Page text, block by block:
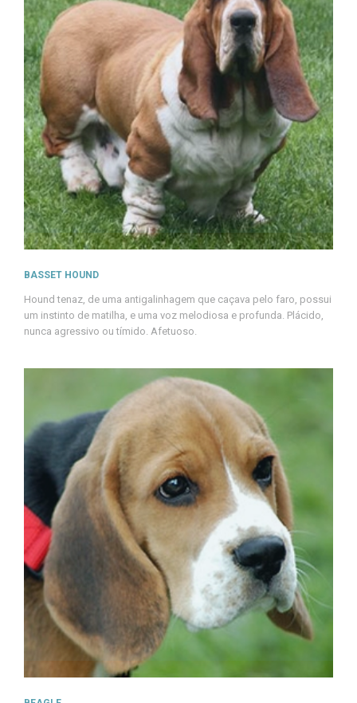
BASSET HOUND
Hound tenaz, de uma antigalinhagem que caçava pelo faro, possui
um instinto de matilha, e uma voz melodiosa e profunda. Plácido,
nunca agressivo ou tímido. Afetuoso.